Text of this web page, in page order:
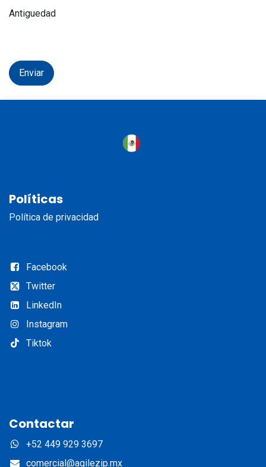
Antiguedad
Enviar
Políticas
Política de privacidad
Facebook
Twitter
LinkedIn​
Instagram​
Tiktok
Contactar
+52 449 929 3697
comercial@agilezip.mx